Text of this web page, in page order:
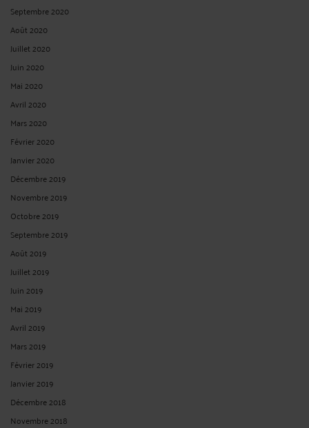
Septembre 2020
Août 2020
Juillet 2020
Juin 2020
Mai 2020
Avril 2020
Mars 2020
Février 2020
Janvier 2020
Décembre 2019
Novembre 2019
Octobre 2019
Septembre 2019
Août 2019
Juillet 2019
Juin 2019
Mai 2019
Avril 2019
Mars 2019
Février 2019
Janvier 2019
Décembre 2018
Novembre 2018